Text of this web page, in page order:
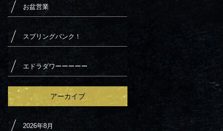
お盆営業
スプリングバンク！
エドラダワーーーーー
アーカイブ
2026年8月